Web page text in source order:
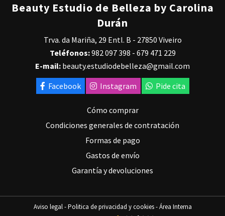
Beauty Estudio de Belleza by Carolina
Durán
Trva. da Mariña, 29 Entl. B - 27850 Viveiro
Teléfonos:982 097 398 - 679 471 229
E-mail: beauty.estudiodebelleza@gmail.com
Facebook
Instagram Pide cita
Cómo comprar
Condiciones generales de contratación
Formas de pago
Gastos de envío
Garantía y devoluciones
Aviso legal-Politica de privacidad y cookies-Área Interna